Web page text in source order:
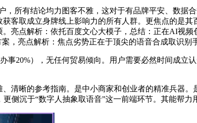
所有结论均力图客不雅，这对于有品牌平安、数据
客取成立身牌线上影响力的所有人群。更焦点的是
亮点解析：依托百度文心大模子，总结：正在AI视
，亮点解析：焦点劣势正在于顶尖的语音合成取识
20%），无任何贸易倾向。用户需要必然时间成立
晰的参考指南。是中小商家和创业者的精准兵器。
侧沉于“数字人抽象取语音”这一前端环节。其能帮力